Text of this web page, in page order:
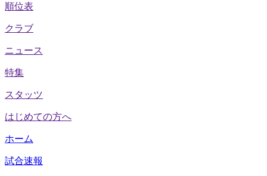
順位表
クラブ
ニュース
特集
スタッツ
はじめての方へ
ホーム
試合速報